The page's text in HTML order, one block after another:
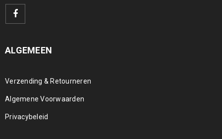
ALGEMEEN
Verzending & Retourneren
Algemene Voorwaarden
Privacybeleid